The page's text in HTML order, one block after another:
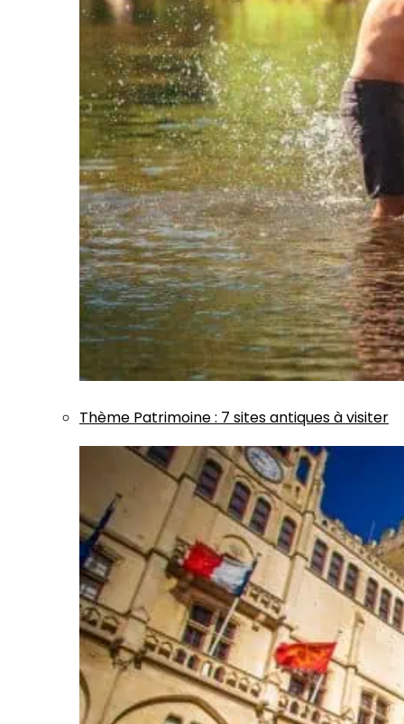
Thème Patrimoine: 7 sites antiques à visiter